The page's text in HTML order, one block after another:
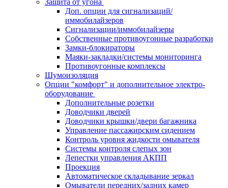
Защита от угона
Доп. опции для сигнализаций/
иммобилайзеров
Сигнализации/иммобилайзеры
Собственные противоугонные разработки
Замки-блокираторы
Маяки-закладки/системы мониторинга
Противоугонные комплексы
Шумоизоляция
Опции "комфорт" и дополнительное электро-
оборудование
Дополнительные розетки
Доводчики дверей
Доводчики крышки/двери багажника
Управление пассажирским сидением
Контроль уровня жидкости омывателя
Системы контроля слепых зон
Лепестки управления АКПП
Проекция
Автоматическое складывание зеркал
Омыватели передних/задних камер